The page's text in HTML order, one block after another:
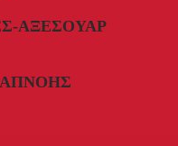
ΑΞΕΣΟΥΆΡ